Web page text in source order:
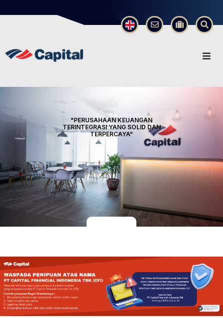
×
"PERUSAHAAN KEUANGAN
TERINTEGRASI YANG SOLID DAN
TERPERCAYA"
Previous